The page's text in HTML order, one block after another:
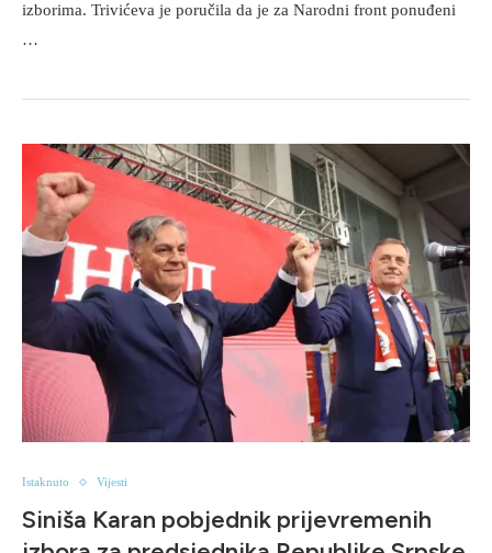
izborima. Trivićeva je poručila da je za Narodni front ponuđeni
…
Istaknuto Vijesti
Siniša Karan pobjednik prijevremenih